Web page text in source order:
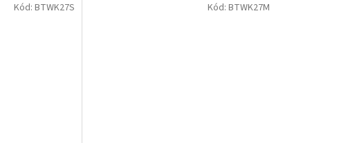
Kód: BTWK27S Kód: BTWK27M